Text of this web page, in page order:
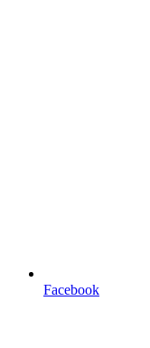
Facebook